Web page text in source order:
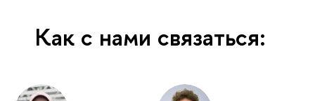
Как с нами связаться: